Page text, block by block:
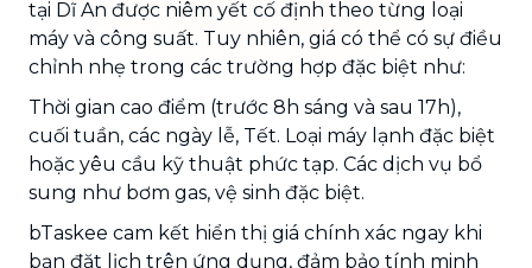
tại Dĩ An được niêm yết cố định theo từng loại
máy và công suất. Tuy nhiên, giá có thể có sự điều
chỉnh nhẹ trong các trường hợp đặc biệt như:
Thời gian cao điểm (trước 8h sáng và sau 17h),
cuối tuần, các ngày lễ, Tết. Loại máy lạnh đặc biệt
hoặc yêu cầu kỹ thuật phức tạp. Các dịch vụ bổ
sung như bơm gas, vệ sinh đặc biệt.
bTaskee cam kết hiển thị giá chính xác ngay khi
bạn đặt lịch trên ứng dụng, đảm bảo tính minh